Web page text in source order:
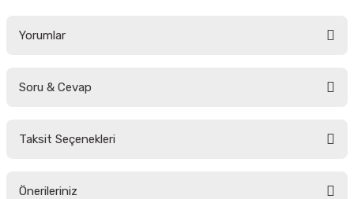
Yorumlar
Soru & Cevap
Taksit Seçenekleri
Önerileriniz